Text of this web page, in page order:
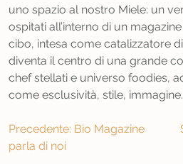
uno spazio al nostro Miele: un
ospitati all’interno di un
cibo, intesa come catalizzatore
diventa il centro di una grande
chef stellati e universo foodies,
come esclusività, stile, immagine.
Navigazione
articoli
Precedente: Bio Magazine
parla di noi